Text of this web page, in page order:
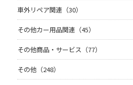
車外リペア関連（30）
その他カー用品関連（45）
その他商品・サービス（77）
その他（248）